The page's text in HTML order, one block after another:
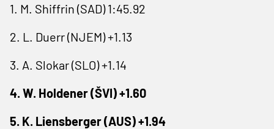
1. M. Shiffrin (SAD) 1:45.92
2. L. Duerr (NJEM) +1.13
3. A. Slokar (SLO) +1.14
4. W. Holdener (ŠVI) +1.60
5. K. Liensberger (AUS) +1.94